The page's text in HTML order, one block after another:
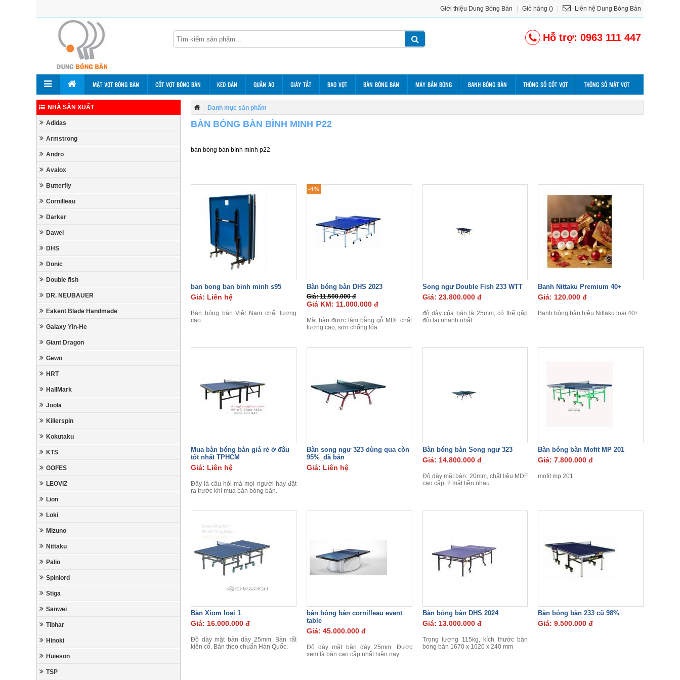
Giới thiệu Dung Bóng Bàn Giỏ hàng () Liên hệ Dung Bóng Bàn
Hỗ trợ: 0963 111 447
MẶT VỢT BÓNG BÀN CỐT VỢT BÓNG BÀN KEO DÁN QUẦN ÁO GIÀY TẤT BAO VỢT BÀN BÓNG BÀN MÁY BẮN BÓNG BANH BÓNG BÀN THÔNG SỐ CỐT VỢT THÔNG SỐ MẶT VỢT
NHÀ SẢN XUẤT
Adidas
Armstrong
Andro
Avalox
Butterfly
Cornilleau
Darker
Dawei
DHS
Donic
Double fish
DR. NEUBAUER
Eakent Blade Handmade
Galaxy Yin-He
Giant Dragon
Gewo
HRT
HallMark
Joola
Killerspin
Kokutaku
KTS
GOFES
LEOVIZ
Lion
Loki
Mizuno
Nittaku
Palio
Spinlord
Stiga
Sanwei
Tibhar
Hinoki
Huieson
TSP
Danh mục sản phẩm
BÀN BÓNG BÀN BÌNH MINH P22
bàn bóng bàn bình minh p22
ban bong ban binh minh s95
Giá: Liên hệ
Bàn bóng bàn Việt Nam chất lượng
cao.
-4%
Bàn bóng bàn DHS 2023
Giá: 11.500.000 đ
Giá KM: 11.000.000 đ
Mặt bàn được làm bằng gỗ MDF chất
lượng cao, sơn chống lóa
Song ngư Double Fish 233 WTT
Giá: 23.800.000 đ
độ dày của bàn là 25mm, có thể gập
đôi lại nhanh nhất
Banh Nittaku Premium 40+
Giá: 120.000 đ
Banh bóng bàn hiệu Nittaku loại 40+
Mua bàn bóng bàn giá rẻ ở đâu
tốt nhất TPHCM
Giá: Liên hệ
Đây là câu hỏi mà mọi người hay đặt
ra trước khi mua bàn bóng bàn.
Bàn song ngư 323 dùng qua còn
95%_đã bán
Giá: Liên hệ
Bàn bóng bàn Song ngư 323
Giá: 14.800.000 đ
Độ dày mặt bàn: 20mm, chất liệu MDF
cao cấp, 2 mặt liền nhau.
Bàn bóng bàn Mofit MP 201
Giá: 7.800.000 đ
mofit mp 201
Bàn Xiom loại 1
Giá: 16.000.000 đ
Độ dày mặt bàn dày 25mm. Bàn rất
kiên cố. Bàn theo chuẩn Hàn Quốc.
bàn bóng bàn cornilleau event
table
Giá: 45.000.000 đ
Độ dày mặt bàn dày 25mm. Được
xem là bàn cao cấp nhất hiện nay.
Bàn bóng bàn DHS 2024
Giá: 13.000.000 đ
Trọng lượng 115kg, kích thước bàn
bóng bàn 1670 x 1620 x 240 mm
Bàn bóng bàn 233 cũ 98%
Giá: 9.500.000 đ